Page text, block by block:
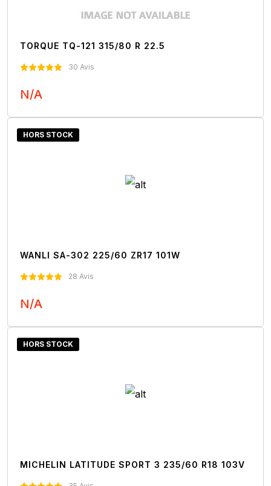
TORQUE TQ-121 315/80 R 22.5
30 Avis
N/A
HORS STOCK
WANLI SA-302 225/60 ZR17 101W
28 Avis
N/A
HORS STOCK
MICHELIN LATITUDE SPORT 3 235/60 R18 103V